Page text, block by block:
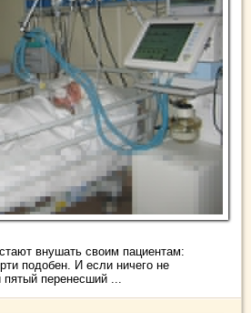
внушать своим пациентам:
подобен. И если ничего не
перенесший ...